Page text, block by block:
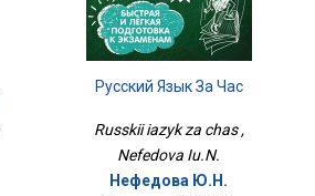
Русский Язык За Час
Russkii iazyk za chas ,
Nefedova Iu.N.
Нефедова Ю.Н.